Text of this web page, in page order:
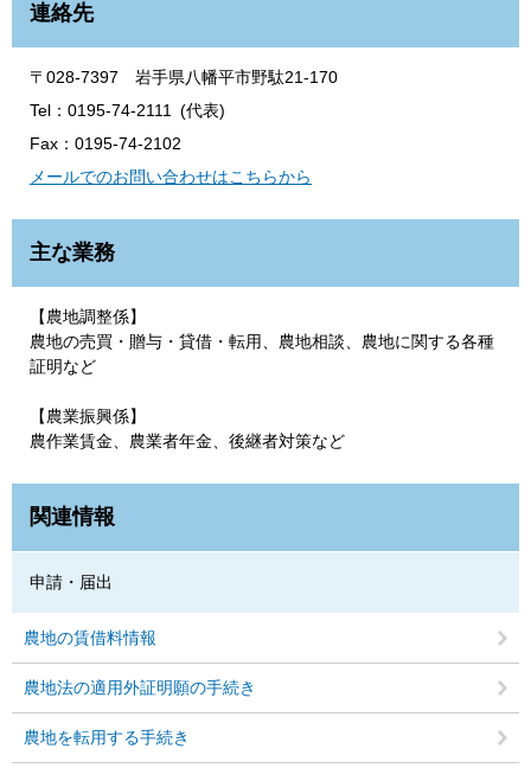
連絡先
〒028-7397 岩手県八幡平市野駄21-170
Tel：0195-74-2111
代表
Fax：0195-74-2102
メールでのお問い合わせはこちらから
主な業務
【農地調整係】
農地の売買・贈与・貸借・転用、農地相談、農地に関する各種
証明など
【農業振興係】
農作業賃金、農業者年金、後継者対策など
関連情報
申請・届出
農地の賃借料情報
農地法の適用外証明願の手続き
農地を転用する手続き